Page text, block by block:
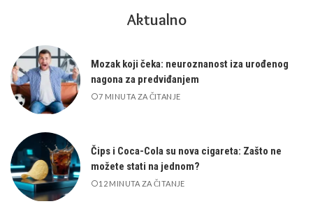
Aktualno
Mozak koji čeka: neuroznanost iza urođenog
nagona za predviđanjem
7 MINUTA ZA ČITANJE
Čips i Coca-Cola su nova cigareta: Zašto ne
možete stati na jednom?
12 MINUTA ZA ČITANJE